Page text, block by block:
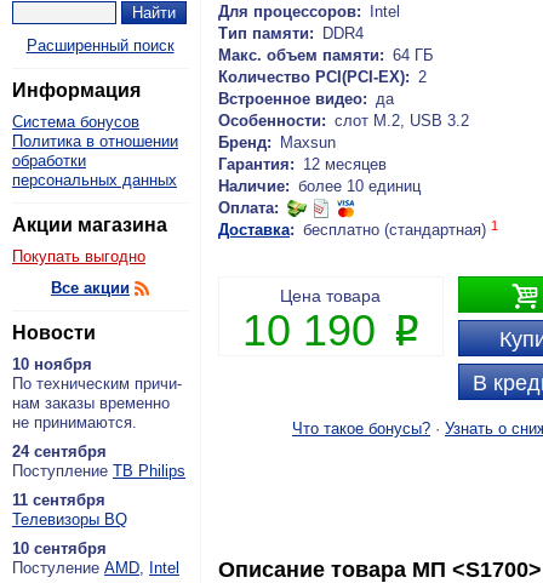
Расширенный поиск
Информация
Система бонусов
Политика в отношении
обработки
персональных данных
Акции магазина
Покупать выгодно
Все акции
Новости
10 ноября
По тех­ни­че­ским при­чи­
нам за­ка­зы вре­мен­но
не при­ни­ма­ют­ся.
24 сентября
По­ступ­ле­ние ТВ Philips
11 сентября
Теле­ви­зо­ры BQ
10 сентября
По­сту­ле­ние AMD, Intel
Для процессоров:
Intel
Тип памяти:
DDR4
Макс. объем памяти: 64 ГБ
Количество PCI(PCI-EX): 2
Встроенное видео: да
Особенности: слот М.2, USB 3.2
Бренд:
Maxsun
Гарантия: 12 месяцев
Наличие: более 10 единиц
Оплата:
Доставка: бесплатно (стандартная) 1

В
Цена товара
10 190 P
Что такое бонусы? · Узнать о
Описание товара МП